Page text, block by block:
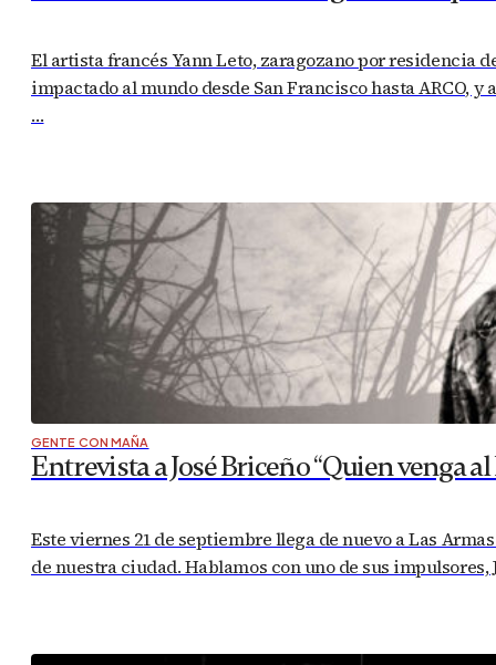
El artista francés Yann Leto, zaragozano por residencia
impactado al mundo desde San Francisco hasta ARCO,
…
GENTE CON MAÑA
Entrevista a José Briceño “Quien venga
Este viernes 21 de septiembre llega de nuevo a Las
de nuestra ciudad. Hablamos con uno de sus